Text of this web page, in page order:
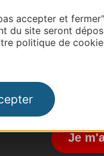
accepter et fermer"
du site seront
politique de
Inscrivez-
Occitanie
et de
Je